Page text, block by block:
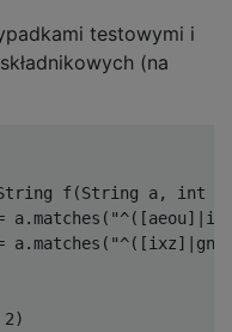
testowymi i
(na
f(String a, int